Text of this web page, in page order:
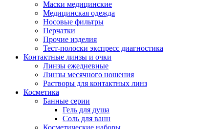
Маски медицинские
Медицинская одежда
Носовые фильтры
Перчатки
Прочие изделия
Тест-полоски экспресс диагностика
Контактные линзы и очки
Линзы ежедневные
Линзы месячного ношения
Растворы для контактных линз
Косметика
Банные серии
Гель для душа
Соль для ванн
Косметические наборы